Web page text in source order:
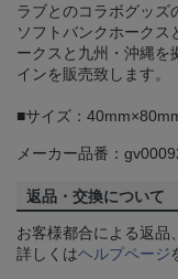
ラブとのコラボグッズ
ソフトバンクホークス
ークスと九州・沖縄を
インを販売致します。
■サイズ：
メーカー品番：
返品・交換について
お客様都合による返品
詳しくはヘルプページ